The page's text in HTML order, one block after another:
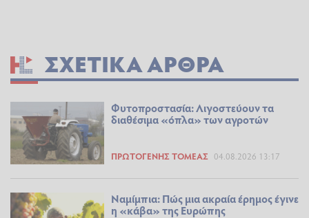
ΣΧΕΤΙΚΆ ΆΡΘΡΑ
Φυτοπροστασία: Λιγοστεύουν τα
διαθέσιμα «όπλα» των αγροτών
ΠΡΩΤΟΓΕΝΉΣ ΤΟΜΈΑΣ 04.08.2026 13:17
Ναμίμπια: Πώς μια ακραία έρημος έγινε
η «κάβα» της Ευρώπης